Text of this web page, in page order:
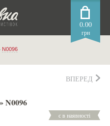
0.00
грн
N0096
ВПЕРЕД
є в наявності